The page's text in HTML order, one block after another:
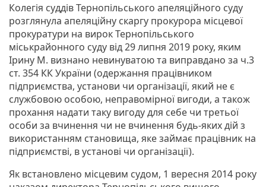
Колегія суддів Тернопільського апеляційного суду
розглянула апеляційну скаргу прокурора місцевої
прокуратури на вирок Тернопільського
міськрайонного суду від 29 липня 2019 року, яким
Ірину М. визнано невинуватою та виправдано за ч.3
ст. 354 КК України (одержання працівником
підприємства, установи чи організації, який не є
службовою особою, неправомірної вигоди, а також
прохання надати таку вигоду для себе чи третьої
особи за вчинення чи не вчинення будь-яких дій з
використанням становища, яке займає працівник на
підприємстві, в установі чи організації).
Як встановлено місцевим судом, 1 вересня 2014 року